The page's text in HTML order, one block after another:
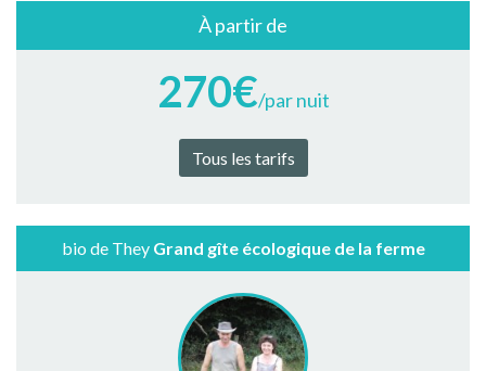
À partir de
270€/par nuit
Tous les tarifs
bio de They Grand gîte écologique de la ferme